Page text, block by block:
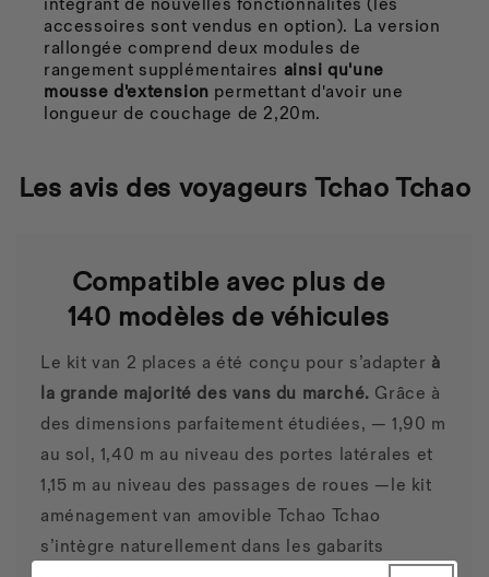
intégrant de nouvelles fonctionnalités (les
accessoires sont vendus en option). La version
rallongée comprend deux modules de
rangement supplémentaires ainsi qu'une
mousse d'extension permettant d'avoir une
longueur de couchage de 2,20m.
Les avis des voyageurs Tchao Tchao
Compatible avec plus de
140 modèles de véhicules
Le kit van 2 places a été conçu pour s’adapter à
la grande majorité des vans du marché. Grâce à
des dimensions parfaitement étudiées, — 1,90 m
au sol, 1,40 m au niveau des portes latérales et
1,15 m au niveau des passages de roues —le kit
aménagement van amovible Tchao Tchao
s’intègre naturellement dans les gabarits